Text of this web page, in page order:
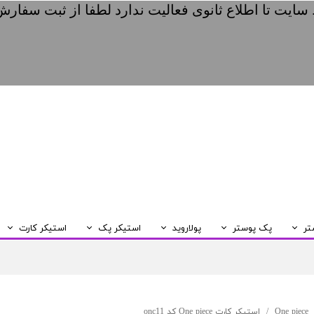
پک پوستر پولارويد استيكر پک استیکر کارت
تا اطلاع ثانوی فعالیت ندارد لطفا از ثبت